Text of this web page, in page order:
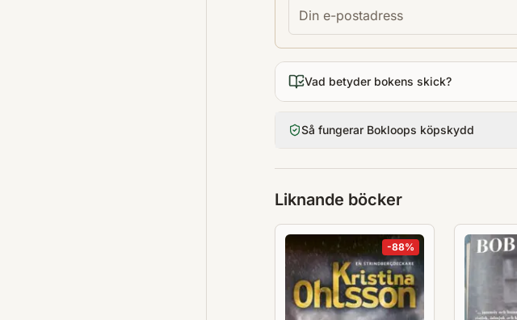
Vad betyder bokens skick?
Så fungerar Bokloops köpskydd
Liknande böcker
-88%